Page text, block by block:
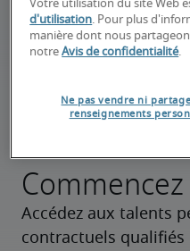
Vous
Accédez aux talents
contractuels
Votre utilisation du site Web
d'utilisation. Pour plus
manière dont nous
notreAvis de confidentialité.
Ne pas vendre ni
renseignements